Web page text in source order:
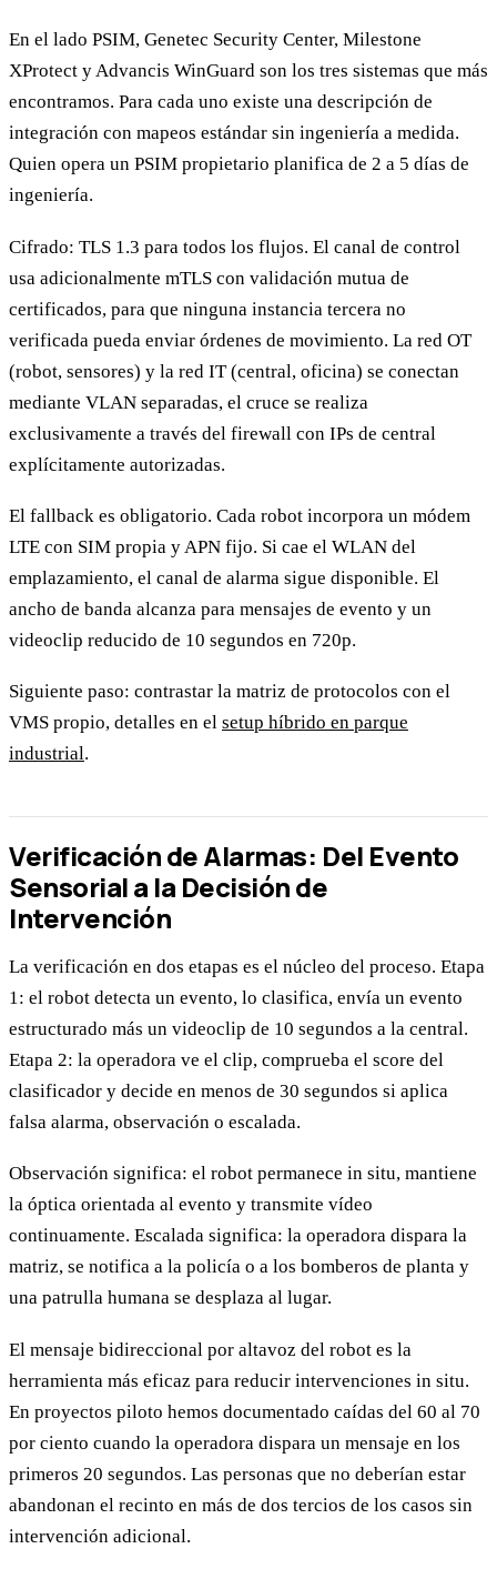
En el lado PSIM, Genetec Security Center, Milestone
XProtect y Advancis WinGuard son los tres sistemas que más
encontramos. Para cada uno existe una descripción de
integración con mapeos estándar sin ingeniería a medida.
Quien opera un PSIM propietario planifica de 2 a 5 días de
ingeniería.
Cifrado: TLS 1.3 para todos los flujos. El canal de control
usa adicionalmente mTLS con validación mutua de
certificados, para que ninguna instancia tercera no
verificada pueda enviar órdenes de movimiento. La red OT
(robot, sensores) y la red IT (central, oficina) se conectan
mediante VLAN separadas, el cruce se realiza
exclusivamente a través del firewall con IPs de central
explícitamente autorizadas.
El fallback es obligatorio. Cada robot incorpora un módem
LTE con SIM propia y APN fijo. Si cae el WLAN del
emplazamiento, el canal de alarma sigue disponible. El
ancho de banda alcanza para mensajes de evento y un
videoclip reducido de 10 segundos en 720p.
Siguiente paso: contrastar la matriz de protocolos con el
VMS propio, detalles en el setup híbrido en parque
industrial.
Verificación de Alarmas: Del Evento
Sensorial a la Decisión de
Intervención
La verificación en dos etapas es el núcleo del proceso. Etapa
1: el robot detecta un evento, lo clasifica, envía un evento
estructurado más un videoclip de 10 segundos a la central.
Etapa 2: la operadora ve el clip, comprueba el score del
clasificador y decide en menos de 30 segundos si aplica
falsa alarma, observación o escalada.
Observación significa: el robot permanece in situ, mantiene
la óptica orientada al evento y transmite vídeo
continuamente. Escalada significa: la operadora dispara la
matriz, se notifica a la policía o a los bomberos de planta y
una patrulla humana se desplaza al lugar.
El mensaje bidireccional por altavoz del robot es la
herramienta más eficaz para reducir intervenciones in situ.
En proyectos piloto hemos documentado caídas del 60 al 70
por ciento cuando la operadora dispara un mensaje en los
primeros 20 segundos. Las personas que no deberían estar
abandonan el recinto en más de dos tercios de los casos sin
intervención adicional.